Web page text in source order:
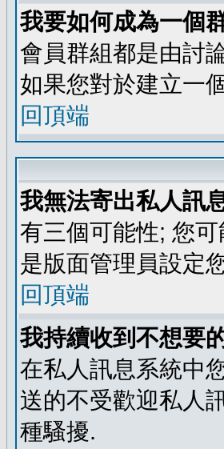
我要如何成為一個
會員群組都是由討
如果您對於建立一
回頂端
我無法寄出私人訊
有三個可能性; 您
是版面管理員設定
回頂端
我持續收到不想要
在私人訊息系統中
送的不受歡迎私人
種騷擾.